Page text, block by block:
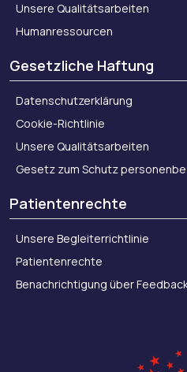
Unsere Qualitätsarbeiten
Humanressourcen
Gesetzliche Haftung
Datenschutzerklärung
Cookie-Richtlinie
Unsere Qualitätsarbeiten
Gesetz zum Schutz
Patientenrechte
Unsere Begleiterrichtlinie
Patientenrechte
Benachrichtigung über